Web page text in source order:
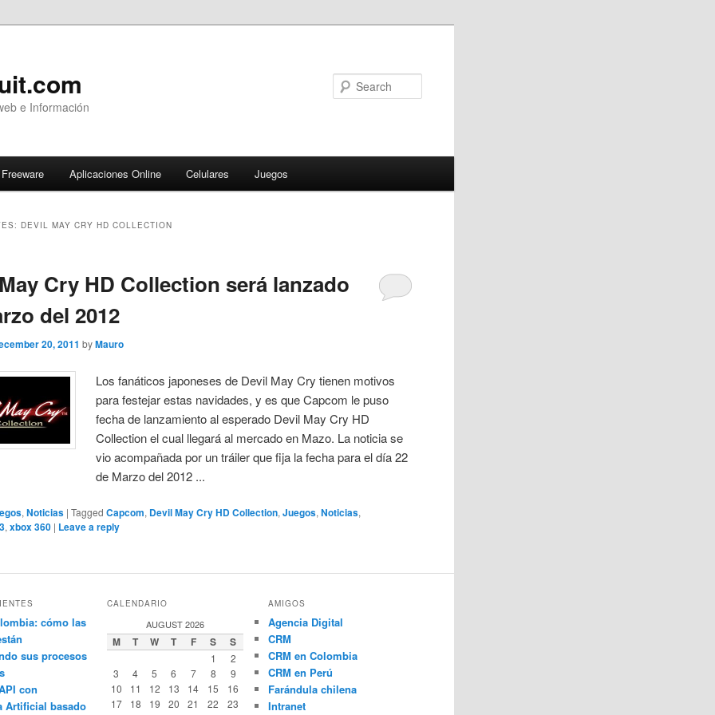
e Información
Freeware Aplicaciones Online Celulares Juegos
DEVIL MAY CRY HD COLLECTION
Cry HD Collection será lanzado
del 2012
20, 2011 byMauro
Los fanáticos japoneses de Devil May Cry tienen motivos
para festejar estas navidades, y es que Capcom le puso
fecha de lanzamiento al esperado Devil May Cry HD
Collection el cual llegará al mercado en Mazo. La noticia se
vio acompañada por un tráiler que fija la fecha para el día 22
de Marzo del 2012 ...
,Noticias |Tagged Capcom, Devil May Cry HD Collection,Juegos,Noticias,
,xbox 360 | Leave a reply
cómo las
sus procesos
con
Artificial basado
CALENDARIO
AUGUST 2026
M T W T F S S
1
2
3
4 5 6 7 8
9
10
11 12 13 14 15
16
17
18 19 20 21 22
23
AMIGOS
Agencia Digital
CRM
CRM en Colombia
CRM en Perú
Farándula chilena
Intranet